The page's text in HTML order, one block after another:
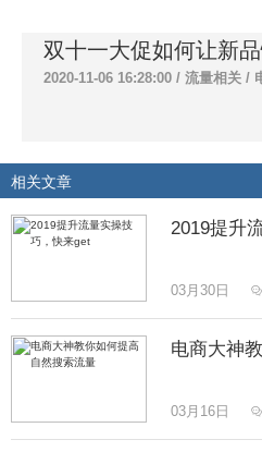
双十一大促如何让新
2020-11-06 16:28:00 / 流量相关 /
相关文章
2019提升
03月30日 
电商大神
03月16日 